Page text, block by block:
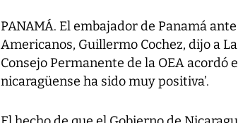
PANAMÁ. El embajador de Panamá
Americanos, Guillermo Cochez, dijo a
Consejo Permanente de la OEA
nicaragüense ha sido muy positiva’.